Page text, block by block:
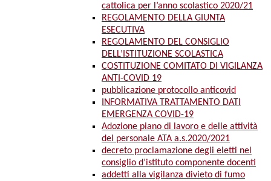
cattolica per l’anno scolastico 2020/21
REGOLAMENTO DELLA GIUNTA
ESECUTIVA
REGOLAMENTO DEL CONSIGLIO
DELL’ISTITUZIONE SCOLASTICA
COSTITUZIONE COMITATO DI VIGILANZA
ANTI-COVID 19
pubblicazione protocollo anticovid
INFORMATIVA TRATTAMENTO DATI
EMERGENZA COVID-19
Adozione piano di lavoro e delle attività
del personale ATA a.s.2020/2021
decreto proclamazione degli eletti nel
consiglio d’istituto componente docenti
addetti alla vigilanza divieto di fumo